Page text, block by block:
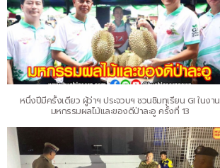
หนึ่งปีมีครั้งเดียว ผู้ว่าฯ ประจวบฯ ชวนชิมทุเรียน GI ในงาน
มหกรรมผลไม้และของดีป่าละอู ครั้งที่ 13